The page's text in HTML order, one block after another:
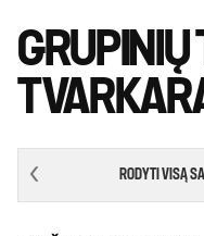
GRUPINIŲ
RODYTI VISĄ